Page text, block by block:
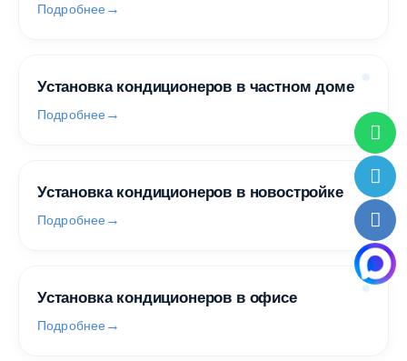
Подробнее
Установка кондиционеров в частном доме
Подробнее
Установка кондиционеров в новостройке
Подробнее
Установка кондиционеров в офисе
Подробнее